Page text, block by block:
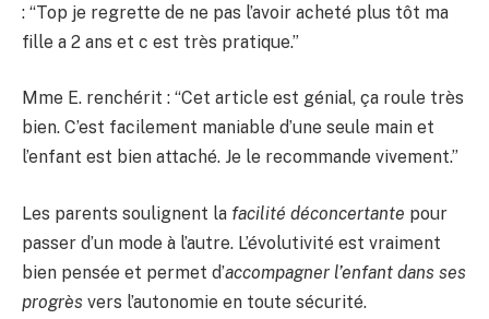
: “Top je regrette de ne pas l’avoir acheté plus tôt ma
fille a 2 ans et c est très pratique.”
Mme E. renchérit : “Cet article est génial, ça roule très
bien. C’est facilement maniable d’une seule main et
l’enfant est bien attaché. Je le recommande vivement.”
Les parents soulignent la facilité déconcertante pour
passer d’un mode à l’autre. L’évolutivité est vraiment
bien pensée et permet d’accompagner l’enfant dans ses
progrès vers l’autonomie en toute sécurité.